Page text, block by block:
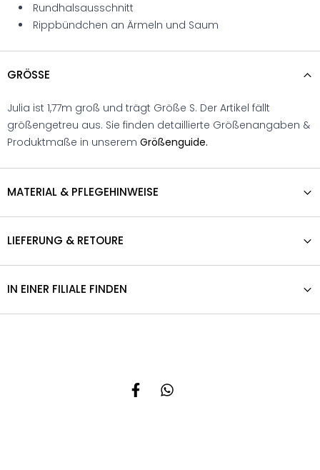
Rundhalsausschnitt
Rippbündchen an Ärmeln und Saum
GRÖSSE
Julia ist 1,77m groß und trägt Größe S. Der Artikel fällt
größengetreu aus. Sie finden detaillierte Größenangaben &
Produktmaße in unserem Größenguide.
MATERIAL & PFLEGEHINWEISE
LIEFERUNG & RETOURE
IN EINER FILIALE FINDEN